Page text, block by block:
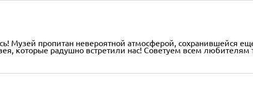
Музей пропитан невероятной атмосферой, сохранившейся
которые радушно встретили нас! Советуем всем